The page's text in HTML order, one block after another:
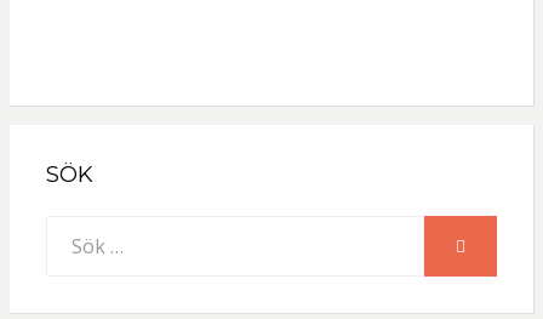
SÖK
efter:
SÖK